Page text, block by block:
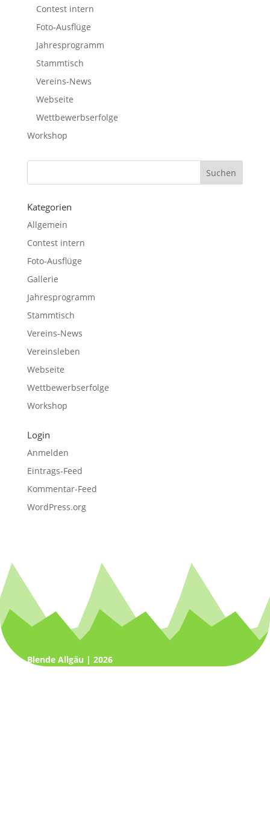
Contest intern
Foto-Ausflüge
Jahresprogramm
Stammtisch
Vereins-News
Webseite
Wettbewerbserfolge
Workshop
Kategorien
Allgemein
Contest intern
Foto-Ausflüge
Gallerie
Jahresprogramm
Stammtisch
Vereins-News
Vereinsleben
Webseite
Wettbewerbserfolge
Workshop
Login
Anmelden
Eintrags-Feed
Kommentar-Feed
WordPress.org
Blende Allgäu | 2026